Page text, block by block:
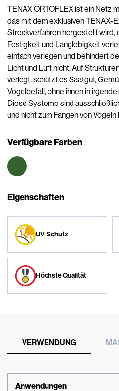
TENAX ORTOFLEX ist ein Netz
das mit dem exklusiven TENAX-
Streckverfahren hergestellt wird,
Festigkeit und Langlebigkeit
einfach verlegen und behindert
Licht und Luft nicht. Auf
verlegt, schützt es Saatgut,
Vogelbefall, ohne ihnen in
Diese Systeme sind
und nicht zum Fangen von
Verfügbare Farben
Eigenschaften
UV-Schutz
Höchste Qualität
VERWENDUNG
Anwendungen